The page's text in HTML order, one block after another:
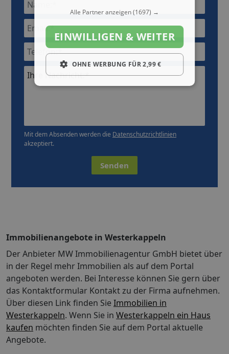
Ihre Nachricht:*
Mit dem Absenden werden die Datenschutzrichtlinien
akzeptiert.
Senden
Immobilienangebote in Westerkappeln
Der Anbieter MW Immobilienagentur GmbH bietet über
in der Regel mehr Immobilien als auf dem Portal
angeboten werden. Bei Interesse können Sie gern über
das Kontaktformular Kontakt zu der Firma aufnehmen.
Über diesen Link finden Sie Immobilien in
Westerkappeln. Wenn Sie in Westerkappeln ein Haus
kaufen möchten finden Sie auf dem Portal aktuelle
Angebote.
Alle Partner anzeigen(1697) →
EINWILLIGEN & WEITER
OHNE WERBUNG FÜR 2,99 €